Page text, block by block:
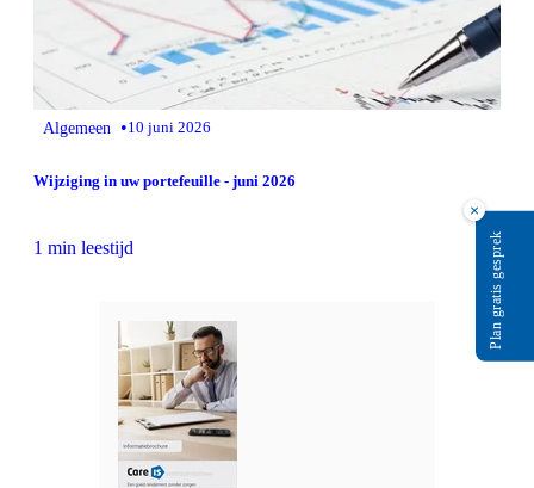
Algemeen •10 juni 2026
Wijziging in uw portefeuille - juni 2026
1 min leestijd
×
Plan gratis gesprek